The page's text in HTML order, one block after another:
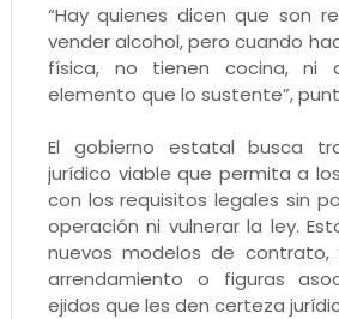
“Hay quienes dicen que son
vender alcohol, pero cuando
física, no tienen cocina, ni
elemento que lo sustente”,
El gobierno estatal busca
jurídico viable que permita a
con los requisitos legales sin
operación ni vulnerar la ley.
nuevos modelos de contrato,
arrendamiento o figuras
ejidos que les den certeza